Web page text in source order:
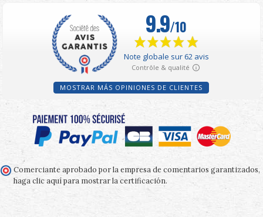
MOSTRAR MÁS OPINIONES DE CLIENTES
Comerciante aprobado por la empresa de comentarios garantizados,
haga clic aquí para mostrar la certificación.